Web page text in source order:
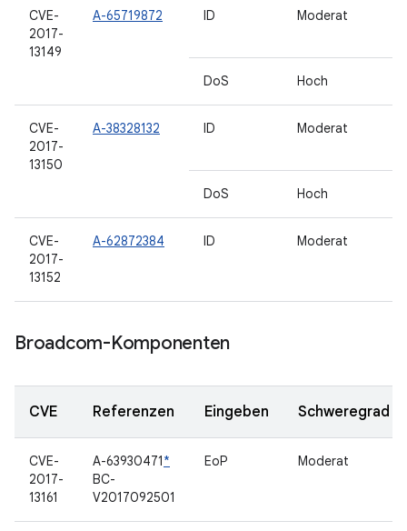
CVE-
2017-
13149
A-65719872 ID Moderat
DoS Hoch
CVE-
2017-
13150
A-38328132 ID Moderat
DoS Hoch
CVE-
2017-
13152
A-62872384 ID Moderat
Broadcom-Komponenten
CVE Referenzen Eingeben Schweregrad
CVE-
2017-
13161
A-63930471*
BC-
V2017092501
EoP Moderat